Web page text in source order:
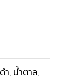
ดำ, น้ำตาล,